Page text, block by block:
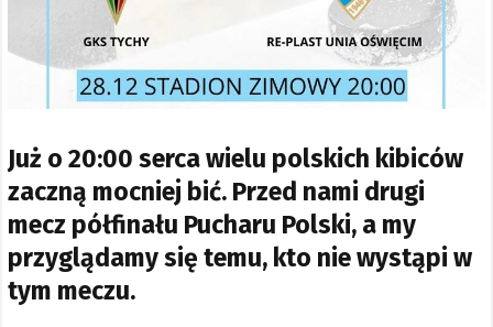
Już o 20:00 serca wielu polskich kibiców
zaczną mocniej bić. Przed nami drugi
mecz półfinału Pucharu Polski, a my
przyglądamy się temu, kto nie wystąpi w
tym meczu.